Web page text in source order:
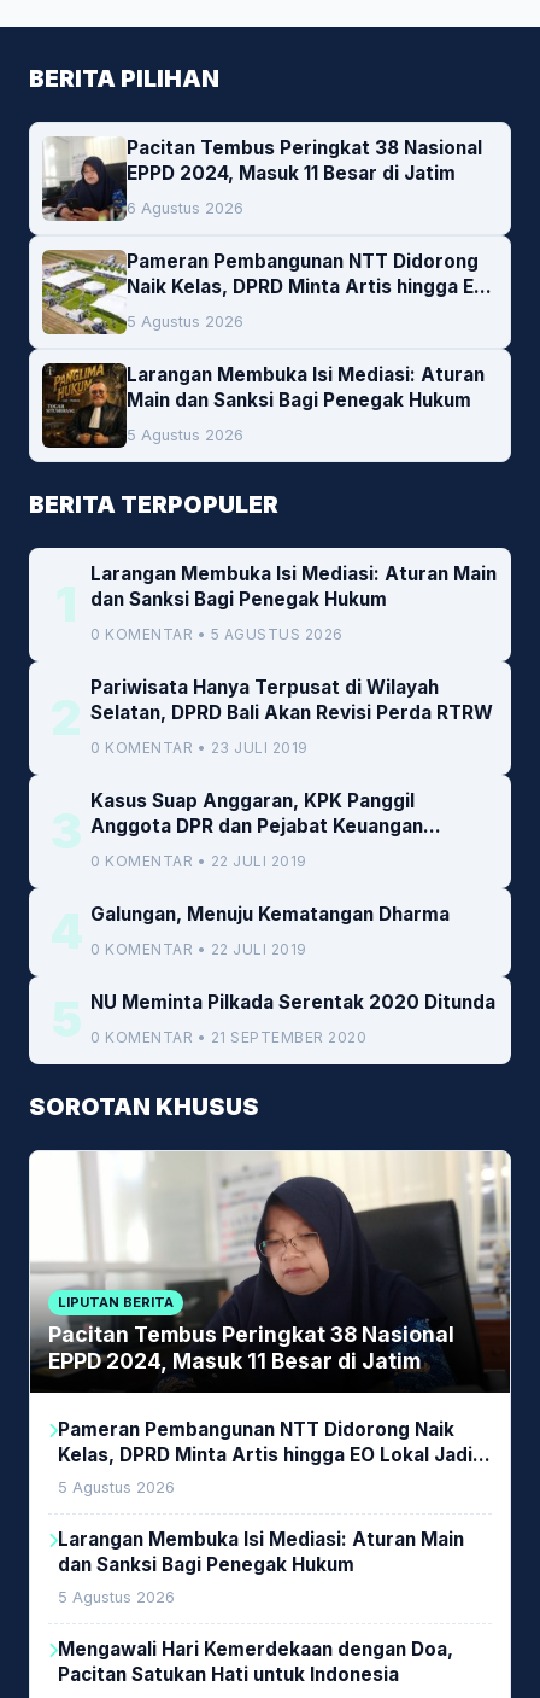
BERITA PILIHAN
Pacitan Tembus Peringkat 38 Nasional
EPPD 2024, Masuk 11 Besar di Jatim
6 Agustus 2026
Pameran Pembangunan NTT Didorong
Naik Kelas, DPRD Minta Artis hingga EO
Lokal Jadi Prioritas
5 Agustus 2026
Larangan Membuka Isi Mediasi: Aturan
Main dan Sanksi Bagi Penegak Hukum
5 Agustus 2026
BERITA TERPOPULER
1
Larangan Membuka Isi Mediasi: Aturan Main
dan Sanksi Bagi Penegak Hukum
0 KOMENTAR • 5 AGUSTUS 2026
2
Pariwisata Hanya Terpusat di Wilayah
Selatan, DPRD Bali Akan Revisi Perda RTRW
0 KOMENTAR • 23 JULI 2019
3
Kasus Suap Anggaran, KPK Panggil
Anggota DPR dan Pejabat Keuangan
Kemenkeu
0 KOMENTAR • 22 JULI 2019
4 Galungan, Menuju Kematangan Dharma
0 KOMENTAR • 22 JULI 2019
5 NU Meminta Pilkada Serentak 2020 Ditunda
0 KOMENTAR • 21 SEPTEMBER 2020
SOROTAN KHUSUS
LIPUTAN BERITA
Pacitan Tembus Peringkat 38 Nasional
EPPD 2024, Masuk 11 Besar di Jatim
Pameran Pembangunan NTT Didorong Naik
Kelas, DPRD Minta Artis hingga EO Lokal Jadi
Prioritas
5 Agustus 2026
Larangan Membuka Isi Mediasi: Aturan Main
dan Sanksi Bagi Penegak Hukum
5 Agustus 2026
Mengawali Hari Kemerdekaan dengan Doa,
Pacitan Satukan Hati untuk Indonesia